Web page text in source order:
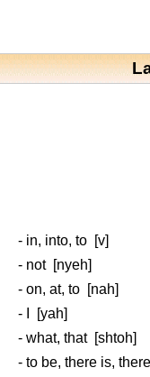
- in, into, to [v]
- not [nyeh]
- on, at, to [nah]
- I
[yah]
- what, that [shtoh]
- to be, there is,